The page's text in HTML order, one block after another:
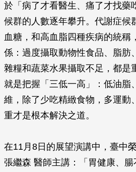
於「病了才看醫生、痛了才找藥
候群的人數逐年攀升。代謝症候
血糖，和高血脂四種疾病的統稱
係：過度攝取動物性食品、脂肪
雜糧和蔬菜水果攝取不足，都是
就是把握「三低一高」：低油脂
維，除了少吃精緻食物，多運動
重才是根本解決之道。
在11月8日的展望演講中，臺中
張繼森 醫師主講：「胃健康、